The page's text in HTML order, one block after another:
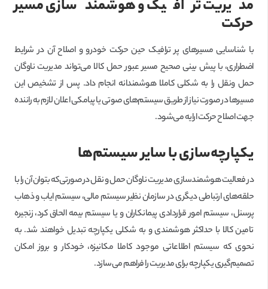
مدیریت ترافیک و هوشمندسازی مسیر
حرکت
با شناسایی مسیرهای پر ترافیک حین حرکت خودرو و اصلاح آن در شرایط
اضطراری، با پیش بینی صحیح مسیر عبور حمل کالا می‌تواند مدیریت ناوگان
حمل ونقل را به شکلی کاملا هوشمندانه انجام داد. پس از تشخیص این
مسیرها در صورت نیاز از طریق سیستم‌های صوتی یا پیامکی اعلان لازم به راننده
جهت اصلاح حرکت ارایه می‌شود.
یکپارچه‌سازی با سایر سیستم‌ها
در فعالیت هوشمندسازی مدیریت ناوگان حمل و نقل در صورتی‌که بتوان آن را با
حلقه‌های ارتباطی دیگری در سازمان نظیر سیستم‌ مالی، سیستم ایاب و ذهاب
پرسنل، سیستم امور قراردادی پیمانکاران و یا سیستم بیمه الحاق کرد، زنجیره
تامین کالا با حداکثر هوشمندی و به شکلی یکپارچه تبدیل خواهند شد. به
نحوی که سیستم اطلاعاتی موجود کاملا مکانیزه، خودکار و بروز امکان
تصمیم‌گیری یکپارچه برای مدیریت را فراهم می‌سازد.